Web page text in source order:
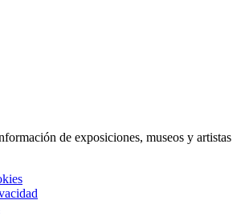
de exposiciones, museos y artistas